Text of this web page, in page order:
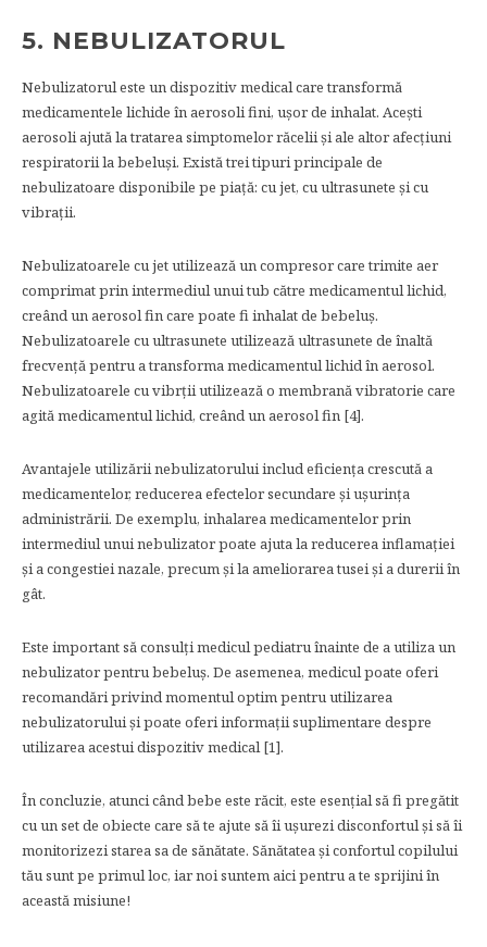
5. NEBULIZATORUL
Nebulizatorul este un dispozitiv medical care transformă
medicamentele lichide în aerosoli fini, ușor de inhalat. Acești
aerosoli ajută la tratarea simptomelor răcelii și ale altor afecțiuni
respiratorii la bebeluși. Există trei tipuri principale de
nebulizatoare disponibile pe piață: cu jet, cu ultrasunete și cu
vibrații.
Nebulizatoarele cu jet utilizează un compresor care trimite aer
comprimat prin intermediul unui tub către medicamentul lichid,
creând un aerosol fin care poate fi inhalat de bebeluș.
Nebulizatoarele cu ultrasunete utilizează ultrasunete de înaltă
frecvență pentru a transforma medicamentul lichid în aerosol.
Nebulizatoarele cu vibrții utilizează o membrană vibratorie care
agită medicamentul lichid, creând un aerosol fin [4].
Avantajele utilizării nebulizatorului includ eficiența crescută a
medicamentelor, reducerea efectelor secundare și ușurința
administrării. De exemplu, inhalarea medicamentelor prin
intermediul unui nebulizator poate ajuta la reducerea inflamației
și a congestiei nazale, precum și la ameliorarea tusei și a durerii în
gât.
Este important să consulți medicul pediatru înainte de a utiliza un
nebulizator pentru bebeluș. De asemenea, medicul poate oferi
recomandări privind momentul optim pentru utilizarea
nebulizatorului și poate oferi informații suplimentare despre
utilizarea acestui dispozitiv medical [1].
În concluzie, atunci când bebe este răcit, este esențial să fi pregătit
cu un set de obiecte care să te ajute să îi ușurezi disconfortul și să îi
monitorizezi starea sa de sănătate. Sănătatea și confortul copilului
tău sunt pe primul loc, iar noi suntem aici pentru a te sprijini în
această misiune!